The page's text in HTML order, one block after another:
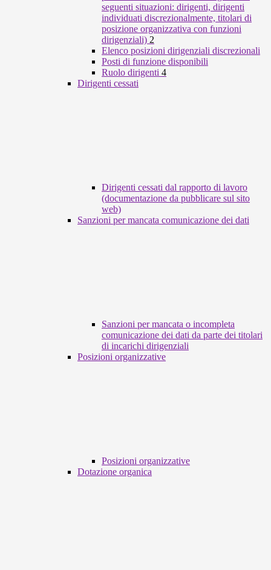
seguenti situazioni: dirigenti, dirigenti
individuati discrezionalmente, titolari di
posizione organizzativa con funzioni
dirigenziali) 2
Elenco posizioni dirigenziali discrezionali
Posti di funzione disponibili
Ruolo dirigenti 4
Dirigenti cessati
Dirigenti cessati dal rapporto di lavoro
(documentazione da pubblicare sul sito
web)
Sanzioni per mancata comunicazione dei dati
Sanzioni per mancata o incompleta
comunicazione dei dati da parte dei titolari
di incarichi dirigenziali
Posizioni organizzative
Posizioni organizzative
Dotazione organica